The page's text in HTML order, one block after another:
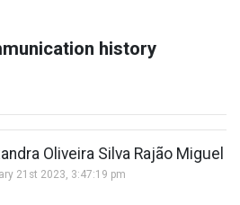
history
Oliveira Silva Rajão Miguel
21st 2023, 3:47:19 pm